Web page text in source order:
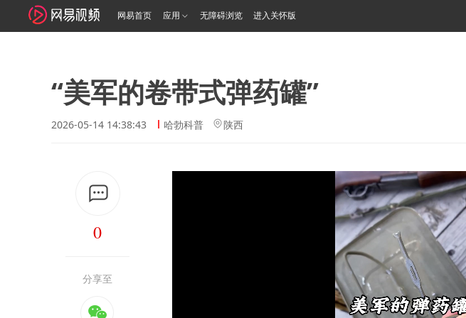
网易首页 应用 无障碍浏览 进入关怀版
“美军的卷带式弹药罐”
2026-05-14 14:38:43 哈勃科普 陕西
0
分享至